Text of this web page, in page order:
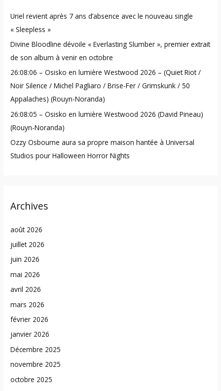
f
o
r
:
Uriel revient après 7 ans d’absence avec le nouveau single
« Sleepless »
Divine Bloodline dévoile « Everlasting Slumber », premier extrait
de son album à venir en octobre
26:08:06 – Osisko en lumière Westwood 2026 – (Quiet Riot /
Noir Silence / Michel Pagliaro / Brise-Fer / Grimskunk / 50
Appalaches) (Rouyn-Noranda)
26:08:05 – Osisko en lumière Westwood 2026 (David Pineau)
(Rouyn-Noranda)
Ozzy Osbourne aura sa propre maison hantée à Universal
Studios pour Halloween Horror Nights
Archives
août 2026
juillet 2026
juin 2026
mai 2026
avril 2026
mars 2026
février 2026
janvier 2026
Décembre 2025
novembre 2025
octobre 2025